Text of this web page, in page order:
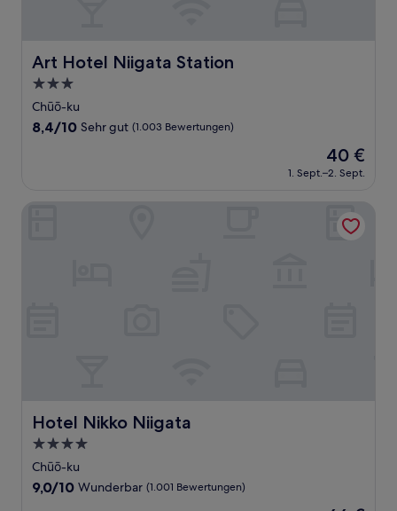
Art Hotel Niigata Station
Art Hotel Niigata Station
3.0-
Sterne-
Unterkunft
Chūō-ku
8.4
(1.003
8,4/10 Sehr gut (1.003 Bewertungen)
Der
Preis
beträgt
40 €
1. Sept.–2. Sept.
Hotel Nikko Niigata
Hotel Nikko Niigata
4.0-
Sterne-
Unterkunft
Chūō-ku
9.0
9,0/10 Wunderbar (1.001 Bewertungen)